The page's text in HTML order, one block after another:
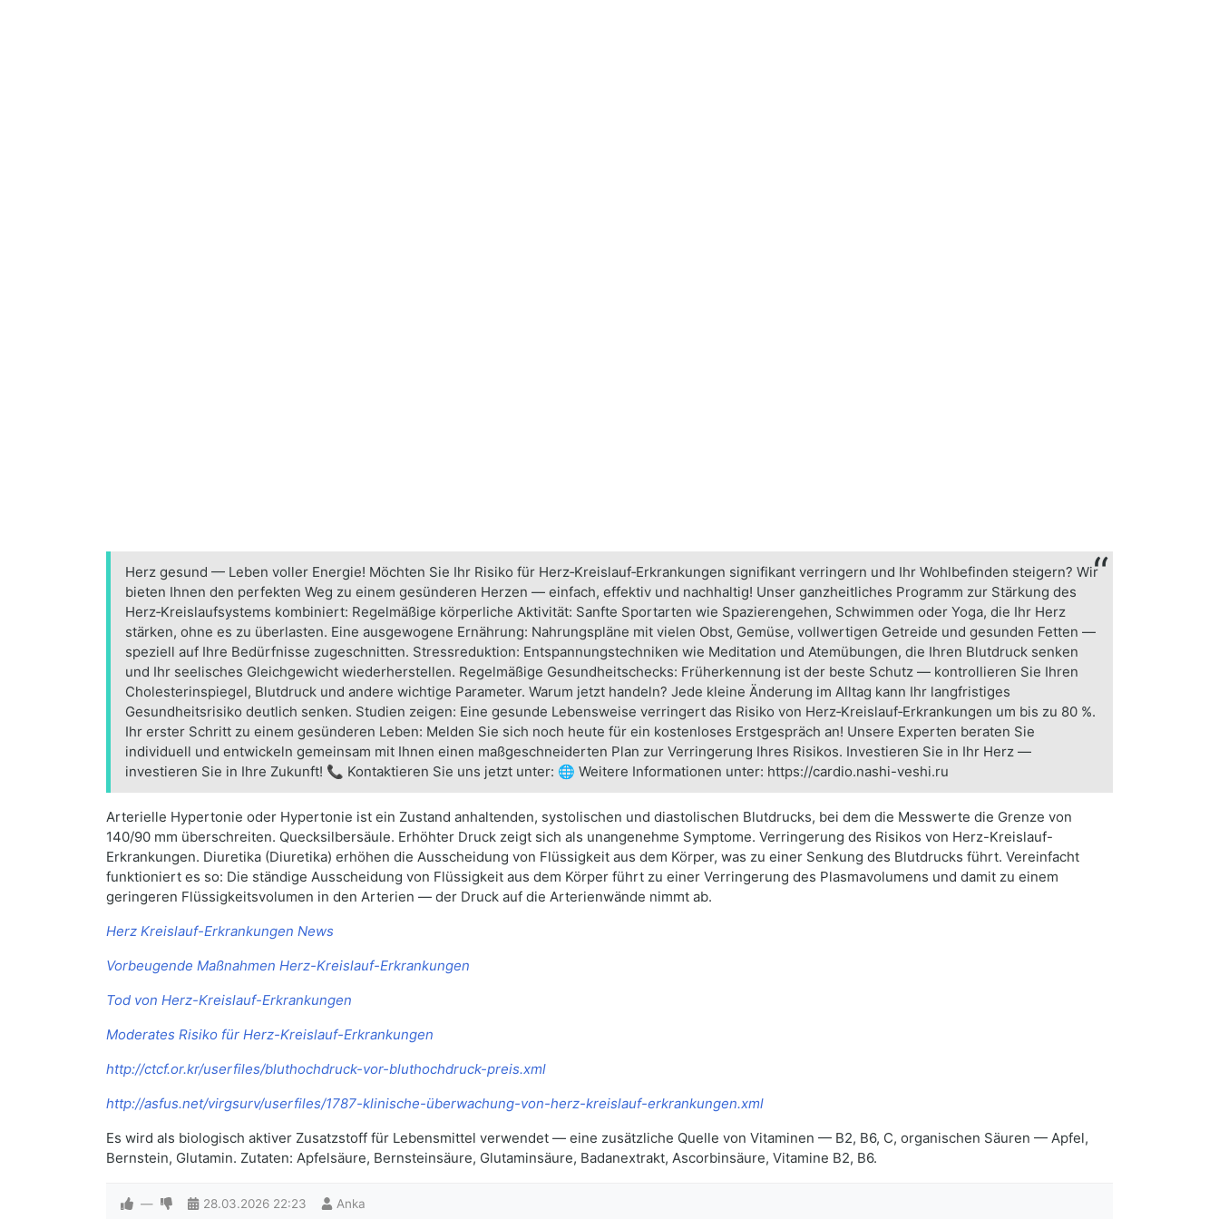
Herz gesund — Leben voller Energie! Möchten Sie Ihr Risiko für Herz‑Kreislauf‑Erkrankungen signifikant verringern und Ihr Wohlbefinden steigern? Wir
bieten Ihnen den perfekten Weg zu einem gesünderen Herzen — einfach, effektiv und nachhaltig! Unser ganzheitliches Programm zur Stärkung des
Herz‑Kreislaufsystems kombiniert: Regelmäßige körperliche Aktivität: Sanfte Sportarten wie Spazierengehen, Schwimmen oder Yoga, die Ihr Herz
stärken, ohne es zu überlasten. Eine ausgewogene Ernährung: Nahrungspläne mit vielen Obst, Gemüse, vollwertigen Getreide und gesunden Fetten —
speziell auf Ihre Bedürfnisse zugeschnitten. Stressreduktion: Entspannungstechniken wie Meditation und Atemübungen, die Ihren Blutdruck senken
und Ihr seelisches Gleichgewicht wiederherstellen. Regelmäßige Gesundheitschecks: Früherkennung ist der beste Schutz — kontrollieren Sie Ihren
Cholesterinspiegel, Blutdruck und andere wichtige Parameter. Warum jetzt handeln? Jede kleine Änderung im Alltag kann Ihr langfristiges
Gesundheitsrisiko deutlich senken. Studien zeigen: Eine gesunde Lebensweise verringert das Risiko von Herz‑Kreislauf‑Erkrankungen um bis zu 80 %.
Ihr erster Schritt zu einem gesünderen Leben: Melden Sie sich noch heute für ein kostenloses Erstgespräch an! Unsere Experten beraten Sie
individuell und entwickeln gemeinsam mit Ihnen einen maßgeschneiderten Plan zur Verringerung Ihres Risikos. Investieren Sie in Ihr Herz —
investieren Sie in Ihre Zukunft! 📞 Kontaktieren Sie uns jetzt unter: 🌐 Weitere Informationen unter: https://cardio.nashi-veshi.ru
Arterielle Hypertonie oder Hypertonie ist ein Zustand anhaltenden, systolischen und diastolischen Blutdrucks, bei dem die Messwerte die Grenze von
140/90 mm überschreiten. Quecksilbersäule. Erhöhter Druck zeigt sich als unangenehme Symptome. Verringerung des Risikos von Herz-Kreislauf-
Erkrankungen. Diuretika (Diuretika) erhöhen die Ausscheidung von Flüssigkeit aus dem Körper, was zu einer Senkung des Blutdrucks führt. Vereinfacht
funktioniert es so: Die ständige Ausscheidung von Flüssigkeit aus dem Körper führt zu einer Verringerung des Plasmavolumens und damit zu einem
geringeren Flüssigkeitsvolumen in den Arterien — der Druck auf die Arterienwände nimmt ab.
Herz Kreislauf-Erkrankungen News
Vorbeugende Maßnahmen Herz-Kreislauf-Erkrankungen
Tod von Herz-Kreislauf-Erkrankungen
Moderates Risiko für Herz-Kreislauf-Erkrankungen
http://ctcf.or.kr/userfiles/bluthochdruck-vor-bluthochdruck-preis.xml
http://asfus.net/virgsurv/userfiles/1787-klinische-überwachung-von-herz-kreislauf-erkrankungen.xml
Es wird als biologisch aktiver Zusatzstoff für Lebensmittel verwendet — eine zusätzliche Quelle von Vitaminen — B2, B6, C, organischen Säuren — Apfel,
Bernstein, Glutamin. Zutaten: Apfelsäure, Bernsteinsäure, Glutaminsäure, Badanextrakt, Ascorbinsäure, Vitamine B2, B6.
— 28.03.2026 22:23 Anka